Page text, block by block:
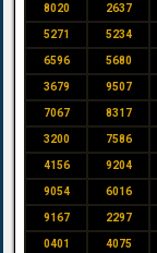
8020 2637
5271 5234
6596 5680
3679 9507
7067 8317
3200 7586
4156 9204
9054 6016
9167 2297
0401 4075